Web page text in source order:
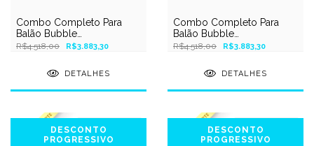
Combo Completo Para
Balão Bubble
Personalizado - Cameo 5
R$4.518,00 R$3.883,30
DETALHES
Combo Completo Para
Balão Bubble
Personalizado - Cameo 5
Silhouette Experts
R$4.518,00 R$3.883,30
DETALHES
DESCONTO
PROGRESSIVO
DESCONTO
PROGRESSIVO